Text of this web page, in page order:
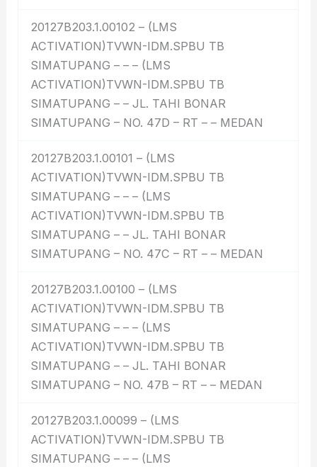
20127B203.1.00102 – (LMS
ACTIVATION)TVWN-IDM.SPBU TB
SIMATUPANG – – – (LMS
ACTIVATION)TVWN-IDM.SPBU TB
SIMATUPANG – – JL. TAHI BONAR
SIMATUPANG – NO. 47D – RT – – MEDAN
20127B203.1.00101 – (LMS
ACTIVATION)TVWN-IDM.SPBU TB
SIMATUPANG – – – (LMS
ACTIVATION)TVWN-IDM.SPBU TB
SIMATUPANG – – JL. TAHI BONAR
SIMATUPANG – NO. 47C – RT – – MEDAN
20127B203.1.00100 – (LMS
ACTIVATION)TVWN-IDM.SPBU TB
SIMATUPANG – – – (LMS
ACTIVATION)TVWN-IDM.SPBU TB
SIMATUPANG – – JL. TAHI BONAR
SIMATUPANG – NO. 47B – RT – – MEDAN
20127B203.1.00099 – (LMS
ACTIVATION)TVWN-IDM.SPBU TB
SIMATUPANG – – – (LMS